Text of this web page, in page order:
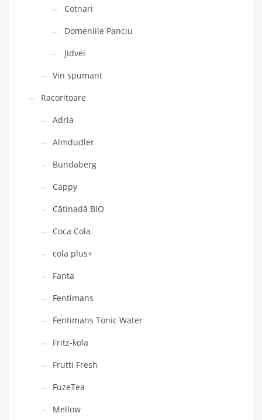
Cotnari
Domeniile Panciu
Jidvei
Vin spumant
Racoritoare
Adria
Almdudler
Bundaberg
Cappy
Cătinadă BIO
Coca Cola
cola plus+
Fanta
Fentimans
Fentimans Tonic Water
Fritz-kola
Frutti Fresh
FuzeTea
Mellow